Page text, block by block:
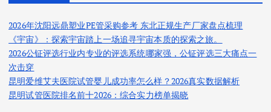
2026年沈阳远鼎塑业PE管采购参考 东北正规生产厂家盘点梳理
《宇宙》：探索宇宙踏上一场追寻宇宙本质的探索之旅。
2026公钲评选行业内专业的评选系统哪家强，公钲评选三大痛点一
次击穿
昆明爱维艾夫医院试管婴儿成功率怎么样？2026真实数据解析
昆明试管医院排名前十2026：综合实力榜单揭晓